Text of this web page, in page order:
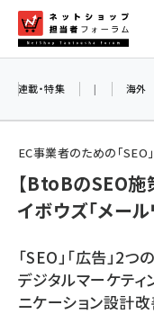
ン
amazon
楽天 (1874)
ecbeing
連載・特集 | 海外
EC事業者のための「SEO
【BtoBのSEO施
イボウズ「メー
「SEO」「広告」2
デジタルマーケティ
ニケーション設計改